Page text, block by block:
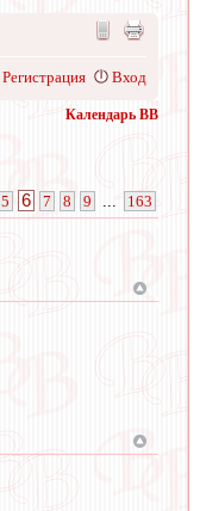
Регистрация Вход
Календарь ВВ
5 6 7 8 9 163